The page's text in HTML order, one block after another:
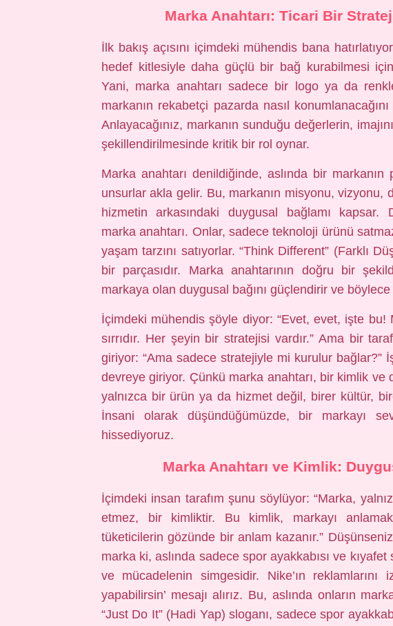
Marka Anahtarı: Ticari Bir
İlk bakış açısını içimdeki mühendis bana
hedef kitlesiyle daha güçlü bir bağ kurabilmesi
Yani, marka anahtarı sadece bir logo ya da
markanın rekabetçi pazarda nasıl
Anlayacağınız, markanın sunduğu değerlerin,
şekillendirilmesinde kritik bir rol oynar.
Marka anahtarı denildiğinde, aslında bir
unsurlar akla gelir. Bu, markanın misyonu, vizyonu,
hizmetin arkasındaki duygusal bağlamı kapsar.
marka anahtarı. Onlar, sadece teknoloji ürünü
yaşam tarzını satıyorlar. “Think Different” (Farklı
bir parçasıdır. Marka anahtarının doğru bir
markaya olan duygusal bağını güçlendirir ve
İçimdeki mühendis şöyle diyor: “Evet, evet, işte bu!
sırrıdır. Her şeyin bir stratejisi vardır.” Ama bir
giriyor: “Ama sadece stratejiyle mi kurulur bağlar?”
devreye giriyor. Çünkü marka anahtarı, bir kimlik ve
yalnızca bir ürün ya da hizmet değil, birer kültür,
İnsani olarak düşündüğümüzde, bir markayı
hissediyoruz.
Marka Anahtarı ve Kimlik:
İçimdeki insan tarafım şunu söylüyor: “Marka,
etmez, bir kimliktir. Bu kimlik, markayı
tüketicilerin gözünde bir anlam kazanır.”
marka ki, aslında sadece spor ayakkabısı ve
ve mücadelenin simgesidir. Nike’ın
yapabilirsin’ mesajı alırız. Bu, aslında onların
“Just Do It” (Hadi Yap) sloganı, sadece spor